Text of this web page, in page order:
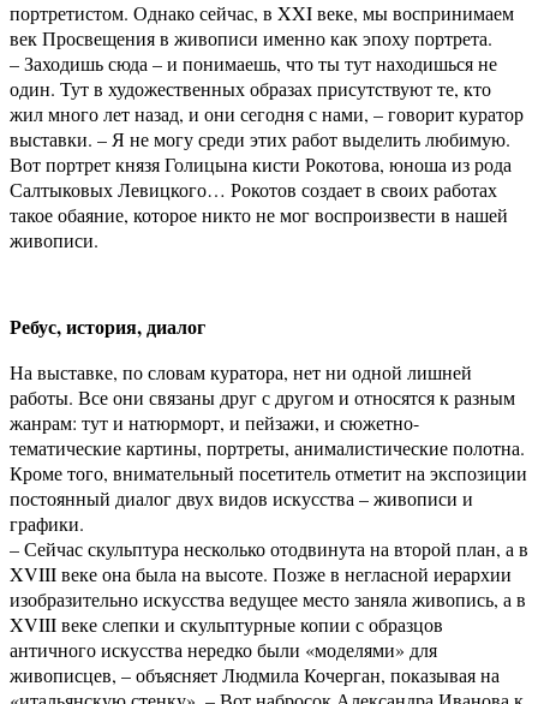
портретистом. Однако сейчас, в XXI веке, мы воспринимаем
век Просвещения в живописи именно как эпоху портрета.
– Заходишь сюда – и понимаешь, что ты тут находишься не
один. Тут в художественных образах присутствуют те, кто
жил много лет назад, и они сегодня с нами, – говорит куратор
выставки. – Я не могу среди этих работ выделить любимую.
Вот портрет князя Голицына кисти Рокотова, юноша из рода
Салтыковых Левицкого… Рокотов создает в своих работах
такое обаяние, которое никто не мог воспроизвести в нашей
живописи.
Ребус, история, диалог
На выставке, по словам куратора, нет ни одной лишней
работы. Все они связаны друг с другом и относятся к разным
жанрам: тут и натюрморт, и пейзажи, и сюжетно-
тематические картины, портреты, анималистические полотна.
Кроме того, внимательный посетитель отметит на экспозиции
постоянный диалог двух видов искусства – живописи и
графики.
– Сейчас скульптура несколько отодвинута на второй план, а в
XVIII веке она была на высоте. Позже в негласной иерархии
изобразительно искусства ведущее место заняла живопись, а в
XVIII веке слепки и скульптурные копии с образцов
античного искусства нередко были «моделями» для
живописцев, – объясняет Людмила Кочерган, показывая на